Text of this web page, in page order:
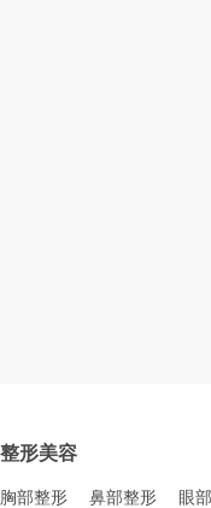
整形美容
胸部整形 鼻部整形 眼